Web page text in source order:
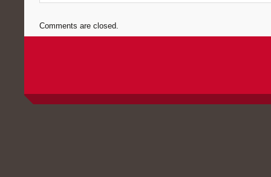
Comments are closed.